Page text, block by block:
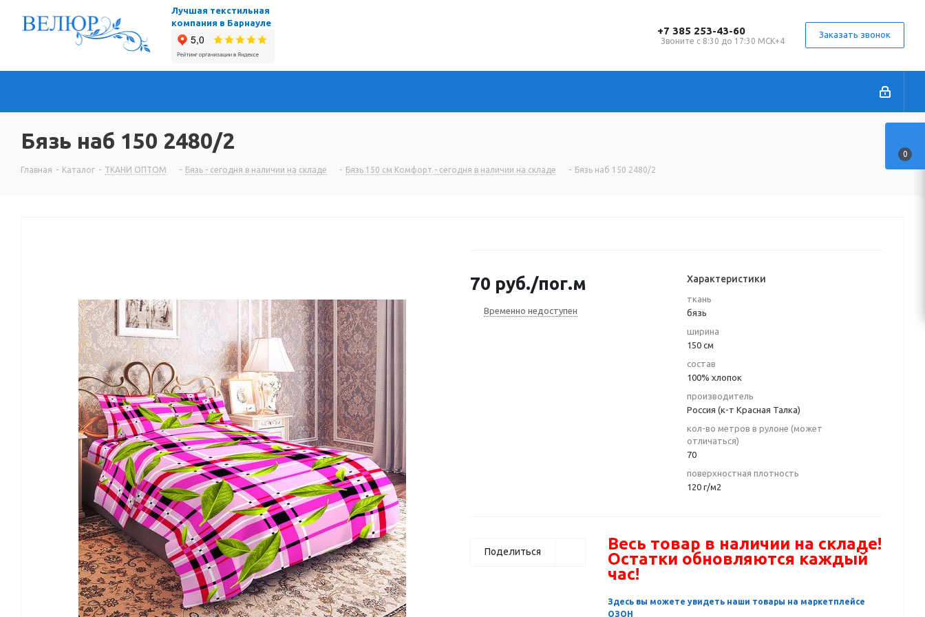
Лучшая текстильная
компания в Барнауле
+7 385 253-43-60
Звоните с 8:30 до 17:30 МСК+4
Заказать звонок
Бязь наб 150 2480/2
Главная - Каталог - ТКАНИ ОПТОМ - Бязь - сегодня в наличии на складе - Бязь 150 см Комфорт - сегодня в наличии на складе - Бязь наб 150 2480/2
70 руб./пог.м
Временно недоступен
Характеристики
ткань
бязь
ширина
150 см
состав
100% хлопок
производитель
Россия (к-т Красная Талка)
кол-во метров в рулоне (может
отличаться)
70
поверхностная плотность
120 г/м2
Поделиться
Весь товар в наличии на складе!
Остатки обновляются каждый
час!
Здесь вы можете увидеть наши товары на маркетплейсе
ОЗОН
0